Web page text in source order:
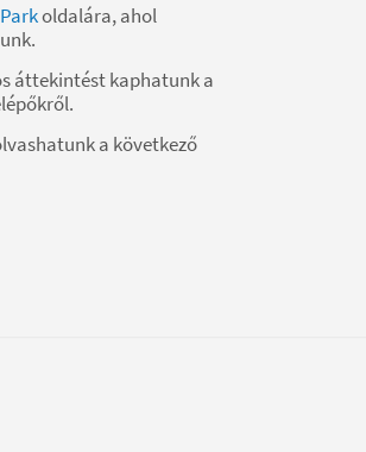
oldalára, ahol
áttekintést kaphatunk a
a következő